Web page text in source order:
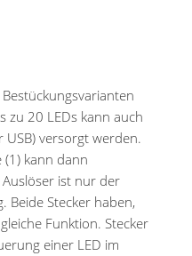
zu 20 LEDs kann auch
versorgt werden.
kann dann
Auslöser ist nur der
Beide Stecker haben,
Funktion. Stecker
einer LED im